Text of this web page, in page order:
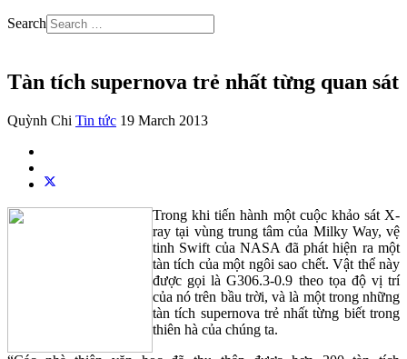
Search
Tàn tích supernova trẻ nhất từng quan sát
Quỳnh Chi Tin tức 19 March 2013
Trong khi tiến hành một cuộc khảo sát X-
ray tại vùng trung tâm của Milky Way, vệ
tinh Swift của NASA đã phát hiện ra một
tàn tích của một ngôi sao chết. Vật thể này
được gọi là G306.3-0.9 theo tọa độ vị trí
của nó trên bầu trời, và là một trong những
tàn tích supernova trẻ nhất từng biết trong
thiên hà của chúng ta.